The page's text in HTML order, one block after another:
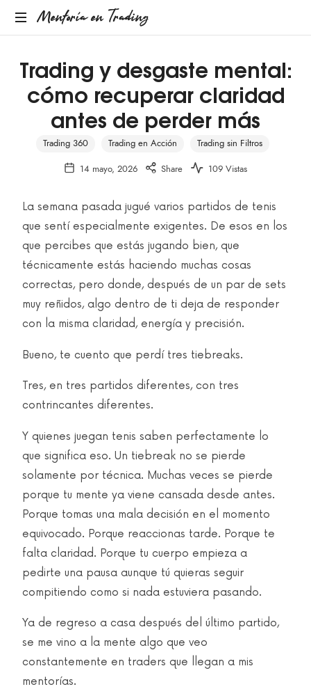
Mentoría en Trading
Trading y desgaste mental:
cómo recuperar claridad
antes de perder más
Trading 360 Trading en Acción Trading sin Filtros
14 mayo, 2026 Share 109 Vistas
La semana pasada jugué varios partidos de tenis
que sentí especialmente exigentes. De esos en los
que percibes que estás jugando bien, que
técnicamente estás haciendo muchas cosas
correctas, pero donde, después de un par de sets
muy reñidos, algo dentro de ti deja de responder
con la misma claridad, energía y precisión.
Bueno, te cuento que perdí tres tiebreaks.
Tres, en tres partidos diferentes, con tres
contrincantes diferentes.
Y quienes juegan tenis saben perfectamente lo
que significa eso. Un tiebreak no se pierde
solamente por técnica. Muchas veces se pierde
porque tu mente ya viene cansada desde antes.
Porque tomas una mala decisión en el momento
equivocado. Porque reaccionas tarde. Porque te
falta claridad. Porque tu cuerpo empieza a
pedirte una pausa aunque tú quieras seguir
compitiendo como si nada estuviera pasando.
Ya de regreso a casa después del último partido,
se me vino a la mente algo que veo
constantemente en traders que llegan a mis
mentorías.